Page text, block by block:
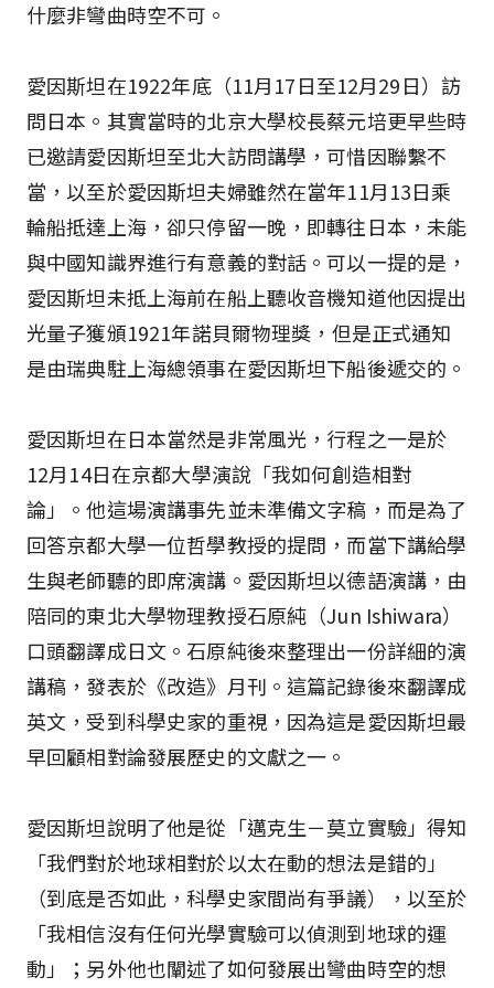
什麼非彎曲時空不可。
愛因斯坦在1922年底（11月17日至12月29日）訪
問日本。其實當時的北京大學校長蔡元培更早些時
已邀請愛因斯坦至北大訪問講學，可惜因聯繫不
當，以至於愛因斯坦夫婦雖然在當年11月13日乘
輪船抵達上海，卻只停留一晚，即轉往日本，未能
與中國知識界進行有意義的對話。可以一提的是，
愛因斯坦未抵上海前在船上聽收音機知道他因提出
光量子獲頒1921年諾貝爾物理獎，但是正式通知
是由瑞典駐上海總領事在愛因斯坦下船後遞交的。
愛因斯坦在日本當然是非常風光，行程之一是於
12月14日在京都大學演說「我如何創造相對
論」。他這場演講事先並未準備文字稿，而是為了
回答京都大學一位哲學教授的提問，而當下講給學
生與老師聽的即席演講。愛因斯坦以德語演講，由
陪同的東北大學物理教授石原純（Jun Ishiwara）
口頭翻譯成日文。石原純後來整理出一份詳細的演
講稿，發表於《改造》月刊。這篇記錄後來翻譯成
英文，受到科學史家的重視，因為這是愛因斯坦最
早回顧相對論發展歷史的文獻之一。
愛因斯坦說明了他是從「邁克生－莫立實驗」得知
「我們對於地球相對於以太在動的想法是錯的」
（到底是否如此，科學史家間尚有爭議），以至於
「我相信沒有任何光學實驗可以偵測到地球的運
動」；另外他也闡述了如何發展出彎曲時空的想